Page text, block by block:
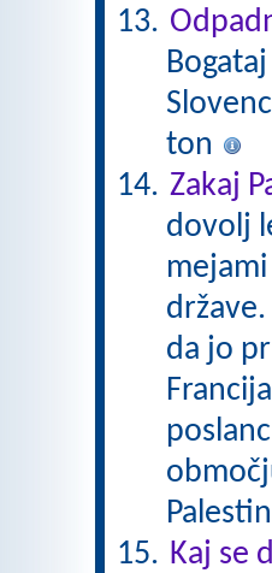
ton
Zakaj
dovolj
da jo
Kaj se